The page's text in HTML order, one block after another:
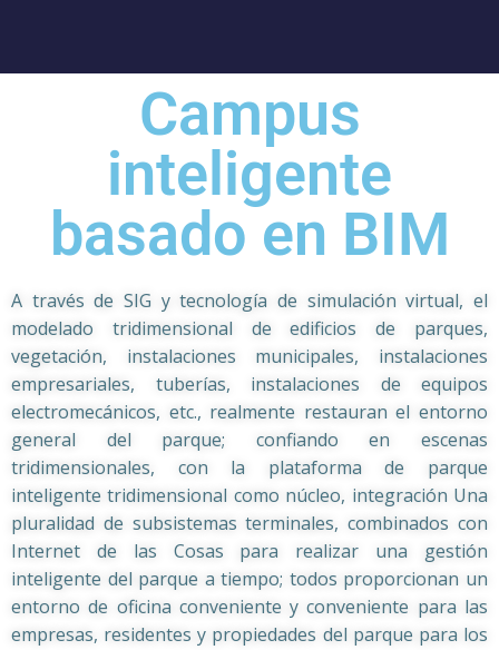
Campus
inteligente
basado en BIM
A través de SIG y tecnología de simulación virtual, el
modelado tridimensional de edificios de parques,
vegetación, instalaciones municipales, instalaciones
empresariales, tuberías, instalaciones de equipos
electromecánicos, etc., realmente restauran el entorno
general del parque; confiando en escenas
tridimensionales, con la plataforma de parque
inteligente tridimensional como núcleo, integración Una
pluralidad de subsistemas terminales, combinados con
Internet de las Cosas para realizar una gestión
inteligente del parque a tiempo; todos proporcionan un
entorno de oficina conveniente y conveniente para las
empresas, residentes y propiedades del parque para los